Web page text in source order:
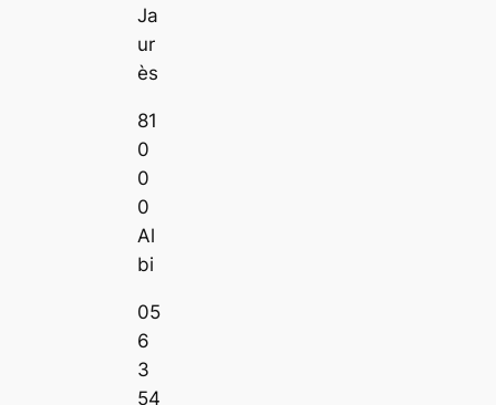
Ja
ur
ès
81
0
0
0
Al
bi
05
6
3
54